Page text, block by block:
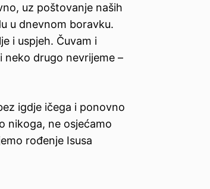
uz poštovanje naših
u dnevnom boravku.
i uspjeh. Čuvam i
neko drugo nevrijeme –
igdje ičega i ponovno
nikoga, ne osjećamo
rođenje Isusa